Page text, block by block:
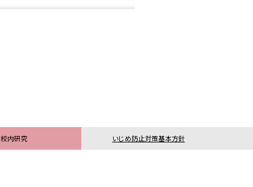
校内研究 いじめ防止対策基本方針